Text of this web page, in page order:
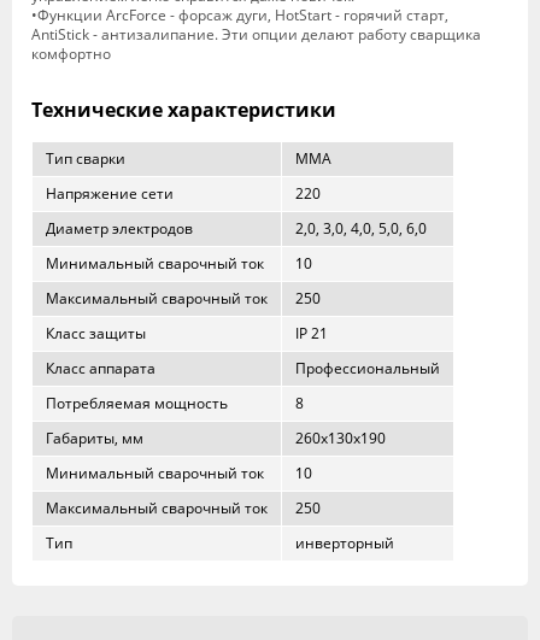
•Функции ArcForce - форсаж дуги, HotStart - горячий старт,
AntiStick - антизалипание. Эти опции делают работу сварщика
комфортно
Технические характеристики
Тип сварки
MMA
Напряжение сети
220
Диаметр электродов
2,0, 3,0, 4,0, 5,0, 6,0
Минимальный сварочный ток
10
Максимальный сварочный ток
250
Класс защиты
IP 21
Класс аппарата
Профессиональный
Потребляемая мощность
8
Габариты, мм
260х130х190
Минимальный сварочный ток
10
Максимальный сварочный ток
250
Тип
инверторный